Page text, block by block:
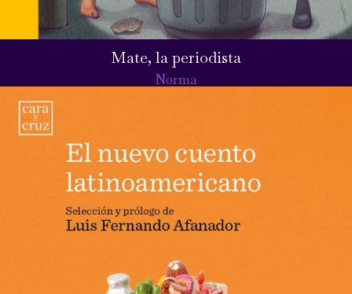
Mate, la periodista
Norma